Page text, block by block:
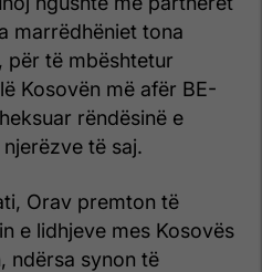
marrëdhëniet tona
për të mbështetur
Kosovën më afër BE-
rëndësinë e
të saj.
Orav premton të
e lidhjeve mes Kosovës
ndërsa synon të